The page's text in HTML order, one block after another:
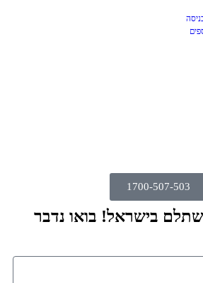
1700-507-503
בישראל! בואו נדבר